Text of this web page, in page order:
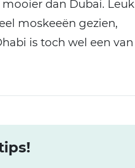
dan Dubai. Leuk
moskeeën gezien,
is toch wel een van